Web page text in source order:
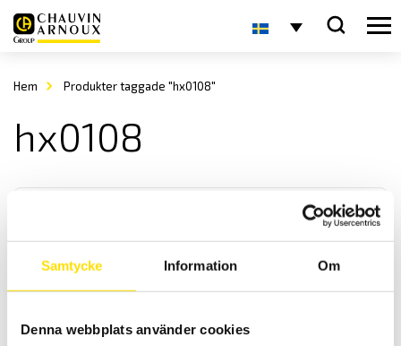
Samtycke Information Om
Denna webbplats använder cookies
Hem Produkter taggade "hx0108"
hx0108
Oscilloskopsprober upp till 1 kV